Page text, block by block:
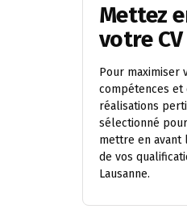
Mettez
votre
Pour maximiser
compétences et
réalisations
sélectionné
mettre en avant
de vos
Lausanne.